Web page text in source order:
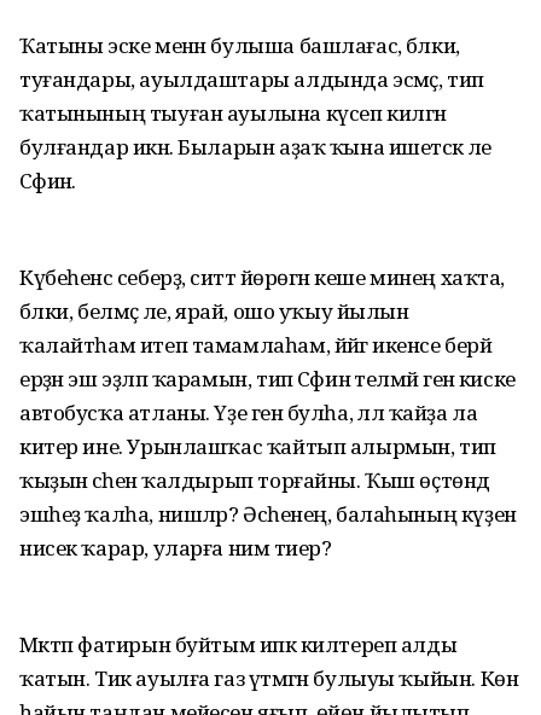
Ҡатыны эске менән булыша башлағас, бәлки,
туғандары, ауылдаштары алдында эсмәҫ, тип
ҡатынының тыуған ауылына күсеп килгән
булғандар икән. Быларын аҙаҡ ҡына ишетәсәк әле
Сәфинә.
Күбеһенсә себерҙә, ситтә йөрөгән кеше минең хаҡта,
бәлки, белмәҫ әле, ярай, ошо уҡыу йылын
ҡалайтһам итеп тамамлаһам, йәйгә икенсе берәй
ерҙән эш эҙләп ҡарамын, тип Сәфинә теләмәй генә киске
автобусҡа атланы. Үҙе генә булһа, әллә ҡайҙа ла
китер ине. Урынлашҡас ҡайтып алырмын, тип
ҡыҙын әсәһенә ҡалдырып торғайны. Ҡыш өҫтөндә
эшһеҙ ҡалһа, нишләр? Әсәһенең, балаһының күҙенә
нисек ҡарар, уларға нимә тиер?
Мәктәп фатирын буйтым ипкә килтереп алды
ҡатын. Тик ауылға газ үтмәгән булыуы ҡыйын. Көн